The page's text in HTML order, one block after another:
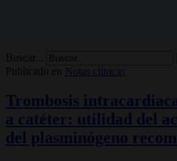
Buscar...
Publicado en
Notas clínicas
Trombosis
a catéter: utilidad del
del plasminógeno